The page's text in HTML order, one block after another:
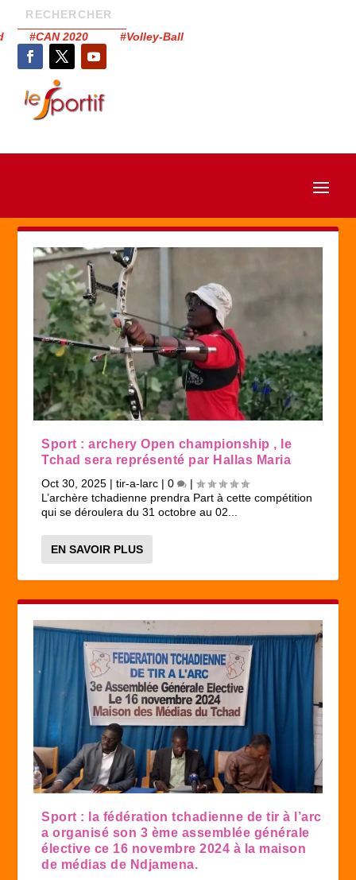
#CAN 2020 #Volley-Ball
Sport : archery Open championship , le
Tchad sera représenté par Hallas Maria
Oct 30, 2025 |tir-a-larc |0
|
L’archère tchadienne prendra Part à cette compétition
qui se déroulera du 31 octobre au 02...
EN SAVOIR PLUS
Sport : la fédération tchadienne de tir à l’arc
a organisé son 3 ème assemblée générale
élective ce 16 novembre 2024 à la maison
de médias de Ndjamena.